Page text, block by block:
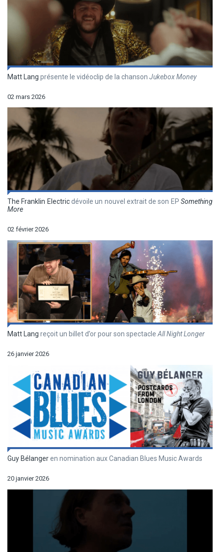
Matt Lang présente le vidéoclip de la chanson Jukebox Money
02 mars 2026
The Franklin Electricdévoile un nouvel extrait de son EPSomething
More
02 février 2026
Matt Lang reçoit un billet d’or pour son spectacle All Night Longer
26 janvier 2026
Guy Bélangeren nomination aux Canadian Blues Music Awards
20 janvier 2026